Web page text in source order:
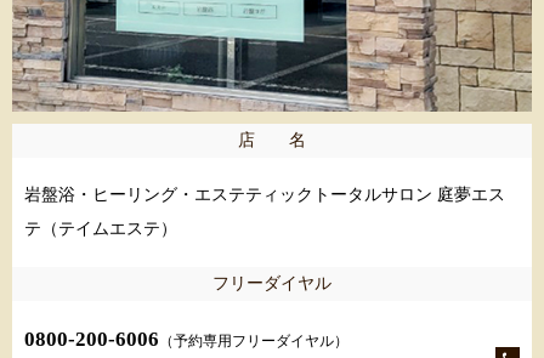
店 名
岩盤浴・ヒーリング・エステティックトータルサロン 庭夢エス
テ（テイムエステ）
フリーダイヤル
0800-200-6006 （予約専用フリーダイヤル）